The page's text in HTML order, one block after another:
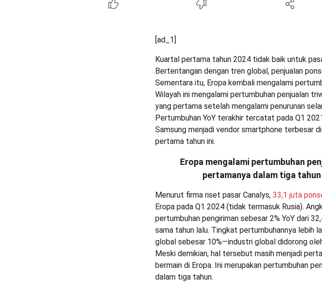
[ad_1]
Kuartal pertama tahun 2024 tidak baik untuk
Bertentangan dengan tren global, penjualan
Sementara itu, Eropa kembali mengalami
Wilayah ini mengalami pertumbuhan penjualan
yang pertama setelah mengalami penurunan
Pertumbuhan YoY terakhir tercatat pada Q1
Samsung menjadi vendor smartphone terbesar
pertama tahun ini.
Eropa mengalami pertumbuhan
pertamanya dalam tiga tahun
Menurut firma riset pasar Canalys, 33,1 juta
Eropa pada Q1 2024 (tidak termasuk Rusia).
pertumbuhan pengiriman sebesar 2% YoY dari
sama tahun lalu. Tingkat pertumbuhannya lebih
global sebesar 10%—industri global didorong
Meski demikian, hal tersebut masih menjadi
bermain di Eropa. Ini merupakan pertumbuhan
dalam tiga tahun.